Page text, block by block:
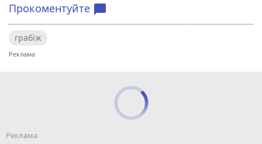
Прокоментуйте chat_bubble
грабіж